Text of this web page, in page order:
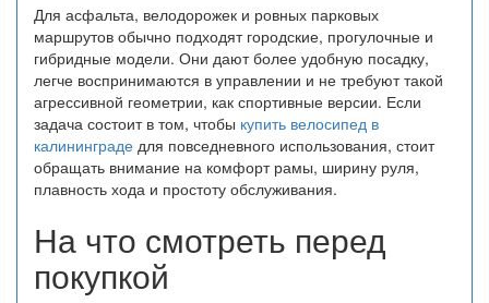
Для асфальта, велодорожек и ровных парковых
маршрутов обычно подходят городские, прогулочные и
гибридные модели. Они дают более удобную посадку,
легче воспринимаются в управлении и не требуют такой
агрессивной геометрии, как спортивные версии. Если
задача состоит в том, чтобы купить велосипед в
калининграде для повседневного использования, стоит
обращать внимание на комфорт рамы, ширину руля,
плавность хода и простоту обслуживания.
На что смотреть перед
покупкой